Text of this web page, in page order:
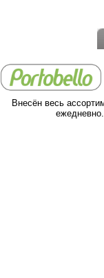
Внесён весь